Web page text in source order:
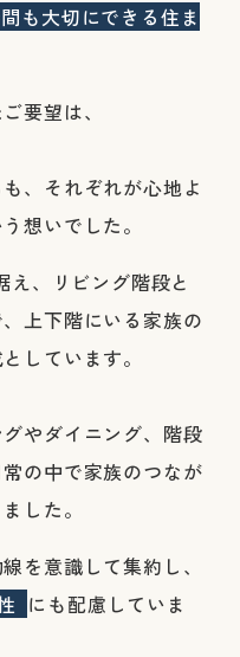
も大切にできる住ま
要望は、
、それぞれが心地よ
想いでした。
え、リビング階段と
上下階にいる家族の
しています。
やダイニング、階段
の中で家族のつなが
した。
を意識して集約し、
にも配慮していま